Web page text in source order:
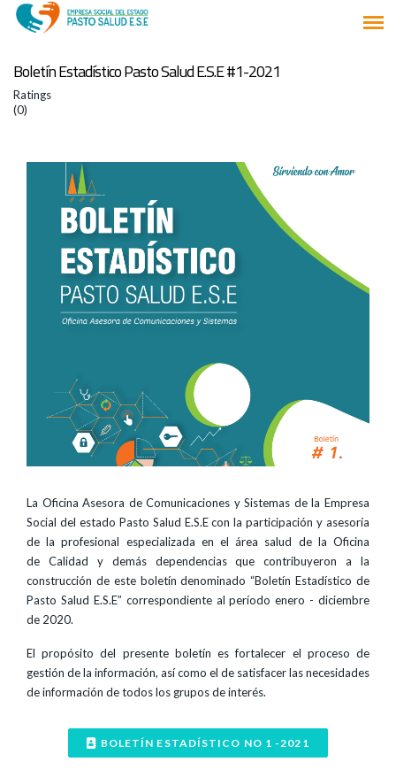
Boletín Estadístico Pasto Salud E.S.E #1-2021
Ratings
(0)
La Oficina Asesora de Comunicaciones y Sistemas de la Empresa
Social del estado Pasto Salud E.S.E con la participación y asesoría
de la profesional especializada en el área salud de la Oficina
de Calidad y demás dependencias que contribuyeron a la
construcción de este boletín denominado “Boletín Estadístico de
Pasto Salud E.S.E” correspondiente al período enero - diciembre
de 2020.
El propósito del presente boletín es fortalecer el proceso de
gestión de la información, así como el de satisfacer las necesidades
de información de todos los grupos de interés.
BOLETÍN ESTADÍSTICO NO 1 -2021